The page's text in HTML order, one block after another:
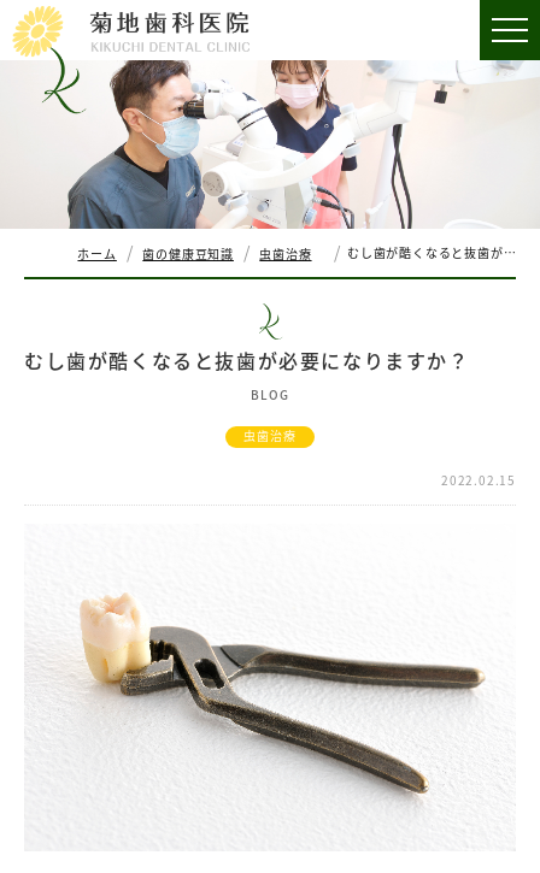
ホーム 歯の健康豆知識 虫歯治療 むし歯が酷くなると抜歯が必要になりますか？
むし歯が酷くなると抜歯が必要になりますか？
BLOG
虫歯治療
2022.02.15